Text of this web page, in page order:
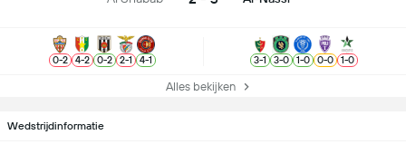
Wedstrijdinformatie
0-2 4-2 0-2 2-1 4-1 3-1 3-0 1-0 0-0 1-0
Alles bekijken